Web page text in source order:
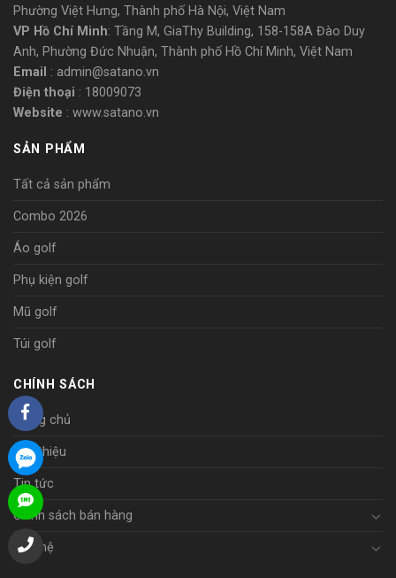
Phường Việt Hưng, Thành phố Hà Nội, Việt Nam
VP Hồ Chí Minh: Tầng M, GiaThy Building, 158-158A Đào Duy
Anh, Phường Đức Nhuận, Thành phố Hồ Chí Minh, Việt Nam
Email : admin@satano.vn
Điện thoại : 18009073
Website : www.satano.vn
SẢN PHẨM
Tất cả sản phẩm
Combo 2026
Áo golf
Phụ kiện golf
Mũ golf
Túi golf
CHÍNH SÁCH
Trang chủ
Giới thiệu
Tin tức
Chính sách bán hàng
Liên hệ